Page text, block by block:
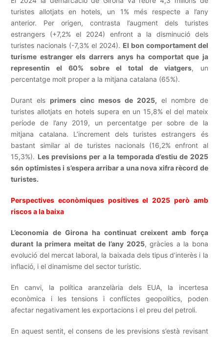
turistes allotjats en hotels, un 1% més respecte a l’any
anterior. Per origen, contrasta l’augment dels turistes
estrangers (+7,2% el 2024) enfront a la disminució dels
turistes nacionals (-7,3% el 2024). El bon comportament del
turisme estranger els darrers anys ha comportat que ja
representin el 60% sobre el total de viatgers, un
percentatge molt proper a la mitjana catalana (65%).
Durant elsprimers cinc mesos de 2025, el nombre de
turistes allotjats en hotels supera en un 15,8% el del mateix
període de l’any 2019, un percentatge per sobre de la
mitjana catalana. L’increment dels turistes estrangers és
bastant similar al de turistes nacionals (16,2% enfront al
15,3%). Les previsions per a la temporada d’estiu de 2025
són optimistes i s’espera arribar a una nova xifra rècord de
turistes.
Perspectives econòmiques positives el 2025 però amb
riscos a la baixa
L’economia de Girona ha continuat creixent amb força
durant la primera meitat de l’any 2025, gràcies a la bona
evolució del mercat laboral, la baixada dels tipus d’interès i la
inflació, i el dinamisme del sector turístic.
En canvi, la política aranzelària dels EUA, la incertesa
econòmica i les tensions i conflictes geopolítics, poden
afectar negativament les exportacions i el preu del petroli.
En aquest sentit, el consens de les previsions s’està revisant